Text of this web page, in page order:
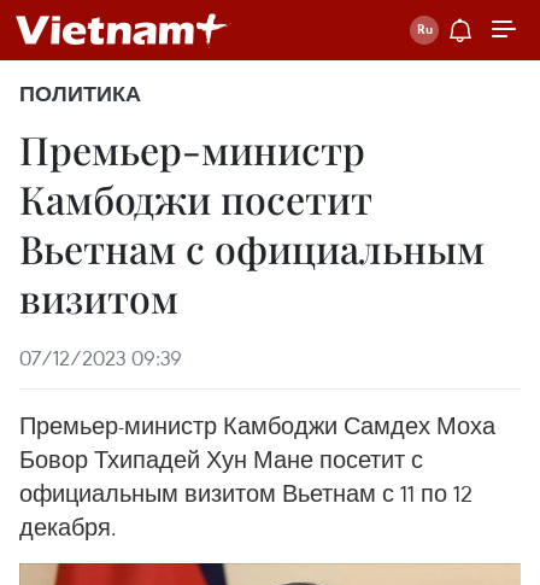
ПОЛИТИКА
Премьер-министр
Камбоджи посетит
Вьетнам с официальным
визитом
07/12/2023 09:39
Премьер-министр Камбоджи Самдех Моха
Бовор Тхипадей Хун Мане посетит с
официальным визитом Вьетнам с 11 по 12
декабря.